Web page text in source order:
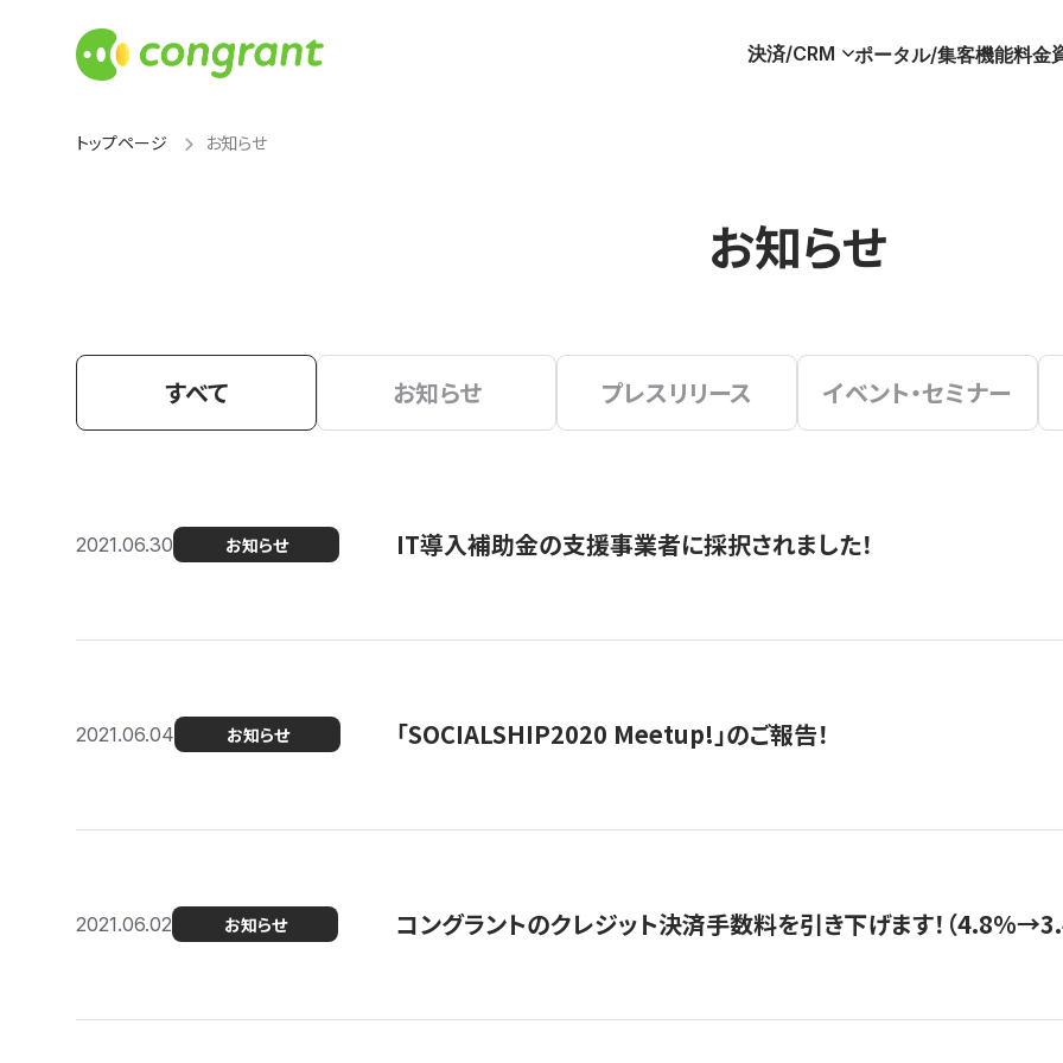
決済/CRM ポータル/集客機能料金
トップページ お知らせ
お知らせ
すべて お知らせ プレスリリース イベント・セミナー
2021.06.30 お知らせ IT導入補助金の支援事業者に採択されました！
2021.06.04 お知らせ 「SOCIALSHIP2020 Meetup!」のご報告！
2021.06.02 お知らせ コングラントのクレジット決済手数料を引き下げます！（